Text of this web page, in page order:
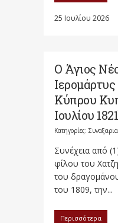
25 Ιουλίου 2026
Ο Άγιος
Κύπρου
Ιουλίου
Κατηγορίες:
Συνέχεια από
φίλου του
του
του 1809, την...
Περισσότερα